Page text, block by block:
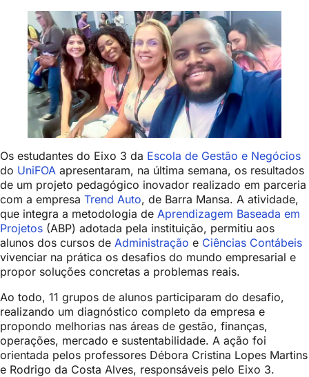
Os estudantes do Eixo 3 da Escola de Gestão e Negócios
do UniFOA apresentaram, na última semana, os resultados
de um projeto pedagógico inovador realizado em parceria
com a empresa Trend Auto, de Barra Mansa. A atividade,
que integra a metodologia de Aprendizagem Baseada em
Projetos (ABP) adotada pela instituição, permitiu aos
alunos dos cursos de Administração e Ciências Contábeis
vivenciar na prática os desafios do mundo empresarial e
propor soluções concretas a problemas reais.
Ao todo, 11 grupos de alunos participaram do desafio,
realizando um diagnóstico completo da empresa e
propondo melhorias nas áreas de gestão, finanças,
operações, mercado e sustentabilidade. A ação foi
orientada pelos professores Débora Cristina Lopes Martins
e Rodrigo da Costa Alves, responsáveis pelo Eixo 3.